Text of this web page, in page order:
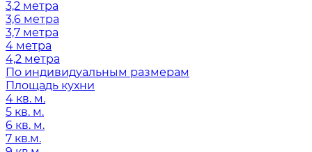
3,2 метра
3,6 метра
3,7 метра
4 метра
4,2 метра
По индивидуальным размерам
Площадь кухни
4 кв. м.
5 кв. м.
6 кв. м.
7 кв.м.